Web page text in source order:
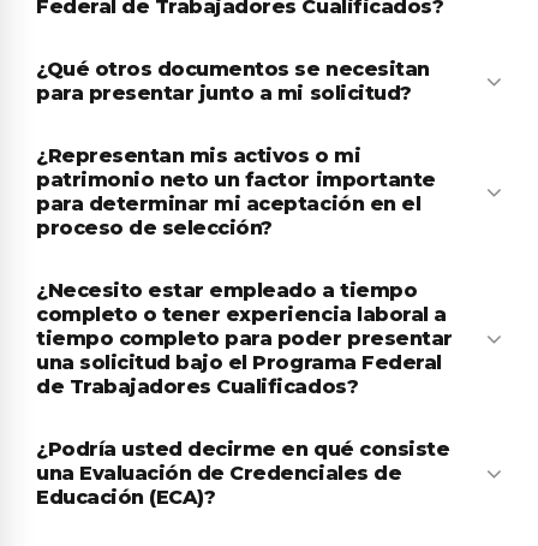
Federal de Trabajadores Cualificados?
¿Qué otros documentos se necesitan
para presentar junto a mi solicitud?
¿Representan mis activos o mi
patrimonio neto un factor importante
para determinar mi aceptación en el
proceso de selección?
¿Necesito estar empleado a tiempo
completo o tener experiencia laboral a
tiempo completo para poder presentar
una solicitud bajo el Programa Federal
de Trabajadores Cualificados?
¿Podría usted decirme en qué consiste
una Evaluación de Credenciales de
Educación (ECA)?